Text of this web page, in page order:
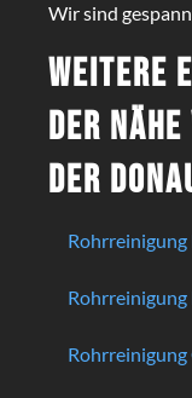
Wir sind
Weitere
der
der
Rohrreinigung